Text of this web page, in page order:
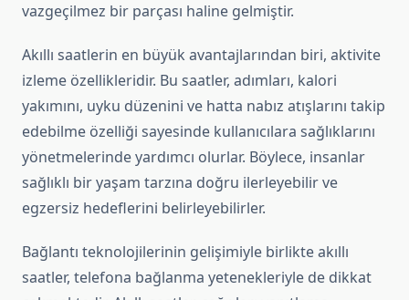
vazgeçilmez bir parçası haline gelmiştir.
Akıllı saatlerin en büyük avantajlarından biri, aktivite
izleme özellikleridir. Bu saatler, adımları, kalori
yakımını, uyku düzenini ve hatta nabız atışlarını takip
edebilme özelliği sayesinde kullanıcılara sağlıklarını
yönetmelerinde yardımcı olurlar. Böylece, insanlar
sağlıklı bir yaşam tarzına doğru ilerleyebilir ve
egzersiz hedeflerini belirleyebilirler.
Bağlantı teknolojilerinin gelişimiyle birlikte akıllı
saatler, telefona bağlanma yetenekleriyle de dikkat